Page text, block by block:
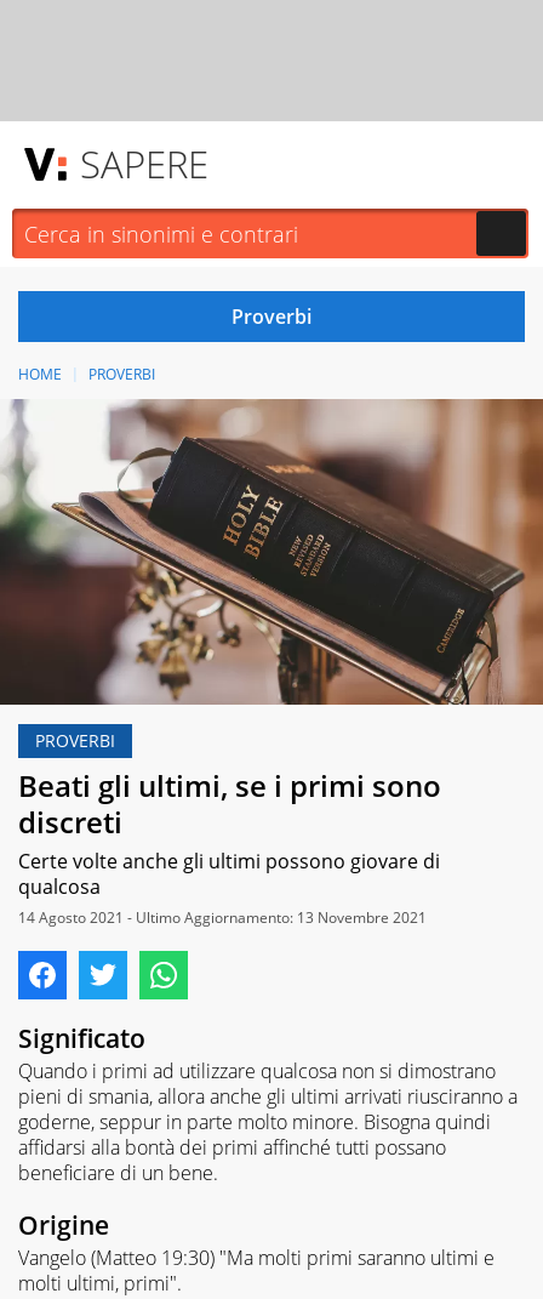
SAPERE
HOME PROVERBI
PROVERBI
Beati gli ultimi, se i primi sono
discreti
Certe volte anche gli ultimi possono giovare di
qualcosa
14 Agosto 2021 - Ultimo Aggiornamento: 13 Novembre 2021
Significato
Quando i primi ad utilizzare qualcosa non si dimostrano
pieni di smania, allora anche gli ultimi arrivati riusciranno a
goderne, seppur in parte molto minore. Bisogna quindi
affidarsi alla bontà dei primi affinché tutti possano
beneficiare di un bene.
Origine
Vangelo (Matteo 19:30) "Ma molti primi saranno ultimi e
molti ultimi, primi".